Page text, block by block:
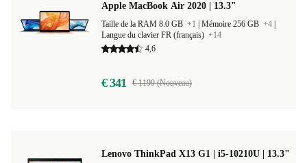
Apple MacBook Air 2020 | 13.3"
Taille de la RAM 8.0 GB +1 Mémoire 256 GB +4
Langue du clavier FR (français) +14
4,6
€ 341 € 1199 (Nouveau)
Lenovo ThinkPad X13 G1 | i5-10210U | 13.3"